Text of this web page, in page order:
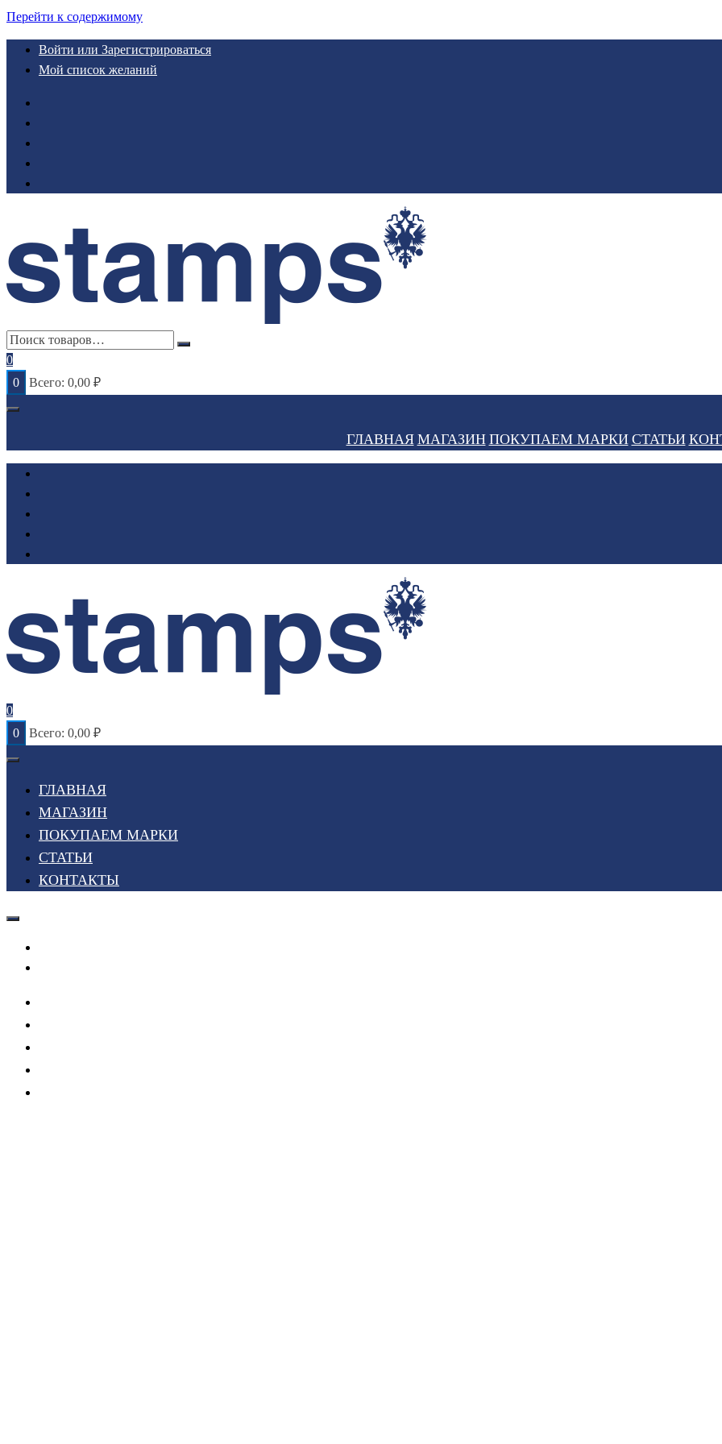
Перейти к содержимому
Войти или Зарегистрироваться
Мой список желаний
0
0
Всего: 0,00 ₽
ГЛАВНАЯ МАГАЗИН ПОКУПАЕМ МАРКИ СТАТЬИ
0
0
Всего: 0,00 ₽
ГЛАВНАЯ
МАГАЗИН
ПОКУПАЕМ МАРКИ
СТАТЬИ
КОНТАКТЫ